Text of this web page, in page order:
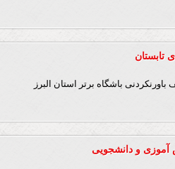
باشگاه برتر استان البرز
آموزی و دانشجویی